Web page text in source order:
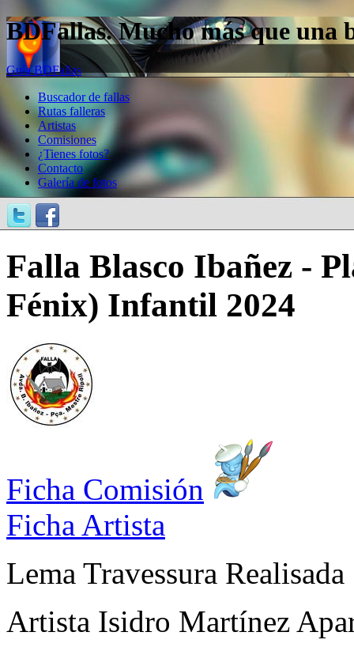
BDFallas. Mucho más que una
Guía BDFallas
Buscador de fallas
Rutas falleras
Artistas
Comisiones
¿Tienes fotos?
Contacto
Galería de fotos
Falla Blasco Ibañez -
Fénix) Infantil 2024
Ficha Comisión
Ficha Artista
Lema Travessura Realisada
Artista Isidro Martínez